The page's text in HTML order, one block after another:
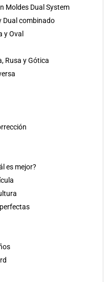
Moldes Dual System
Dual combinado
Oval
Rusa y Gótica
es mejor?